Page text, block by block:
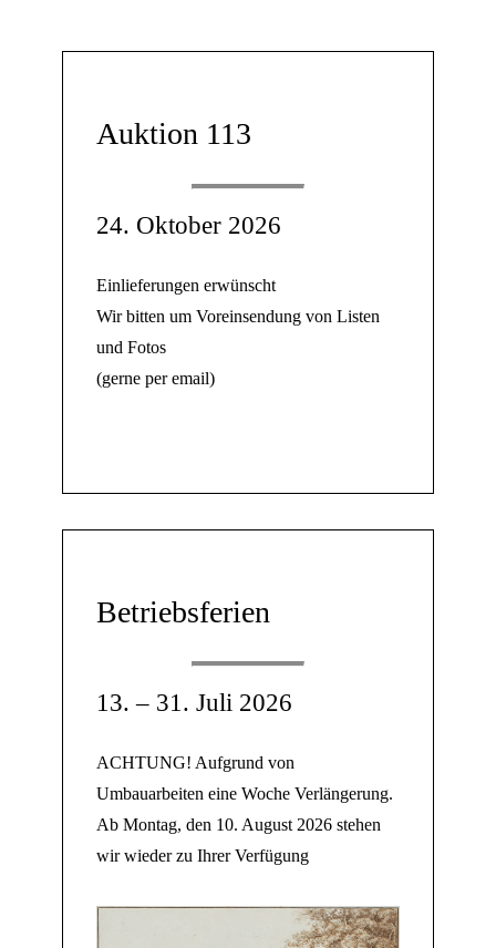
Auktion 113
24. Oktober 2026
Einlieferungen erwünscht
Wir bitten um Voreinsendung von Listen
und Fotos
(gerne per email)
Betriebsferien
13. – 31. Juli 2026
ACHTUNG! Aufgrund von
Umbauarbeiten eine Woche Verlängerung.
Ab Montag, den 10. August 2026 stehen
wir wieder zu Ihrer Verfügung